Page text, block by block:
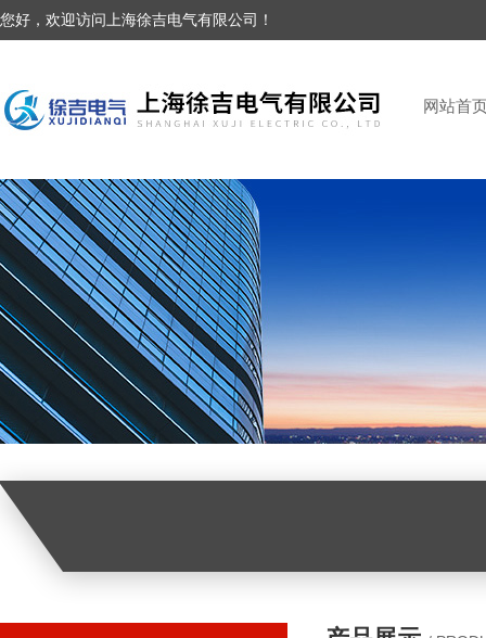
您好，欢迎访问上海徐吉电气有限公司！
网站首